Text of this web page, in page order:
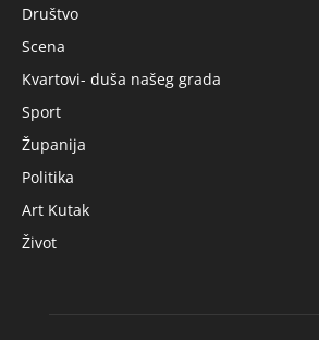
Društvo
Scena
Kvartovi- duša našeg grada
Sport
Županija
Politika
Art Kutak
Život